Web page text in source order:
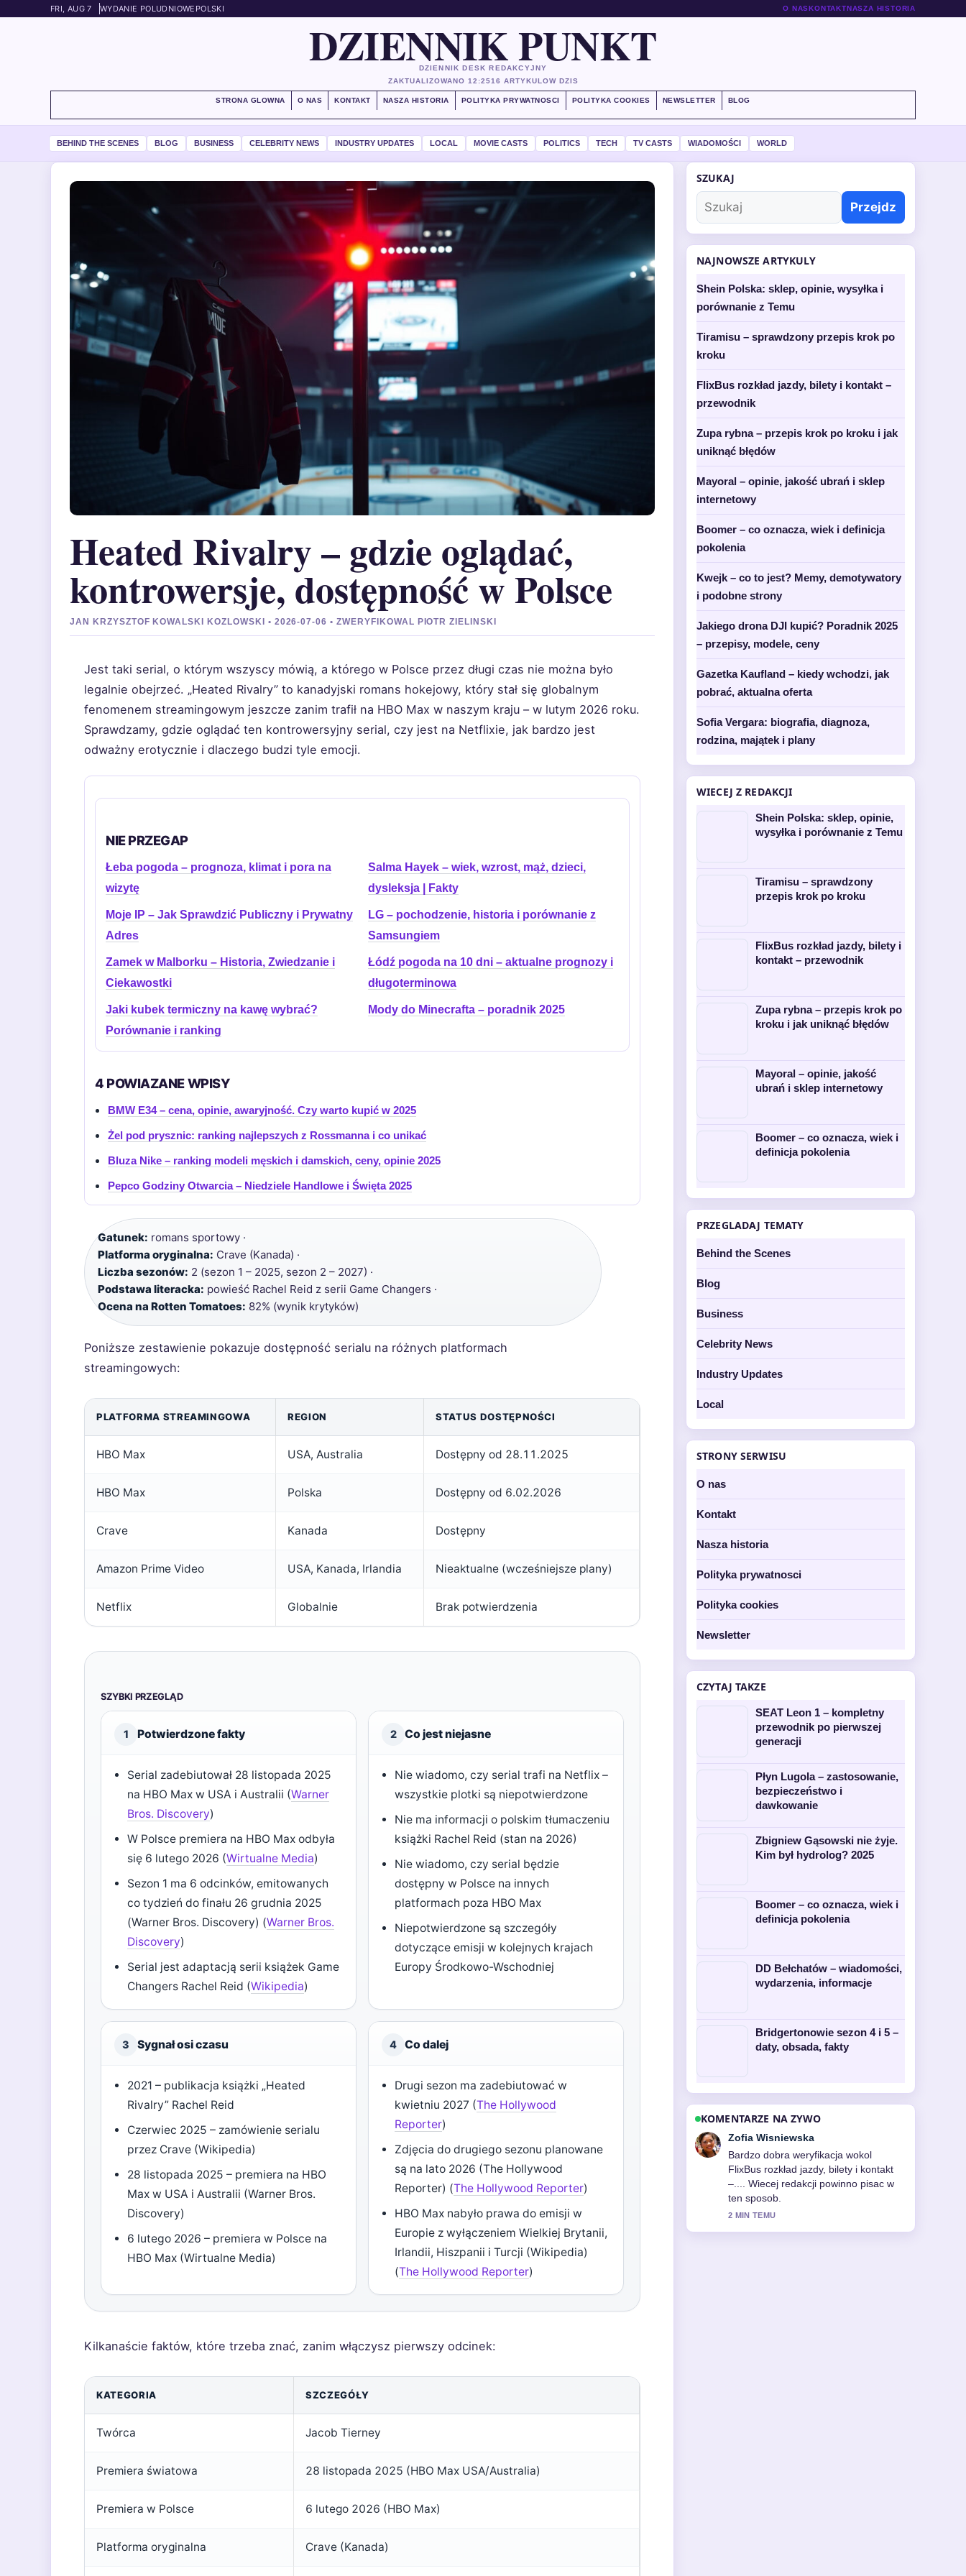
FRI, AUG 7 WYDANIE POLUDNIOWE POLSKI O NASKONTAKTNASZA HISTORIA
DZIENNIK PUNKT
DZIENNIK DESK REDAKCYJNY
ZAKTUALIZOWANO 12:2516 ARTYKULOW DZIS
STRONA GLOWNA O NAS KONTAKT NASZA HISTORIA POLITYKA PRYWATNOSCI POLITYKA COOKIES NEWSLETTER BLOG
BEHIND THE SCENES BLOG BUSINESS CELEBRITY NEWS INDUSTRY UPDATES LOCAL MOVIE CASTS POLITICS TECH TV CASTS WIADOMOŚCI WORLD
Heated Rivalry – gdzie oglądać,
kontrowersje, dostępność w Polsce
JAN KRZYSZTOF KOWALSKI KOZLOWSKI • 2026-07-06 • ZWERYFIKOWAL PIOTR ZIELINSKI
Jest taki serial, o którym wszyscy mówią, a którego w Polsce przez długi czas nie można było
legalnie obejrzeć. „Heated Rivalry” to kanadyjski romans hokejowy, który stał się globalnym
fenomenem streamingowym jeszcze zanim trafił na HBO Max w naszym kraju – w lutym 2026 roku.
Sprawdzamy, gdzie oglądać ten kontrowersyjny serial, czy jest na Netflixie, jak bardzo jest
odważny erotycznie i dlaczego budzi tyle emocji.
NIE PRZEGAP
Łeba pogoda – prognoza, klimat i pora na
wizytę
Salma Hayek – wiek, wzrost, mąż, dzieci,
dysleksja | Fakty
Moje IP – Jak Sprawdzić Publiczny i Prywatny
Adres
LG – pochodzenie, historia i porównanie z
Samsungiem
Zamek w Malborku – Historia, Zwiedzanie i
Ciekawostki
Łódź pogoda na 10 dni – aktualne prognozy i
długoterminowa
Jaki kubek termiczny na kawę wybrać?
Porównanie i ranking
Mody do Minecrafta – poradnik 2025
4 POWIAZANE WPISY
BMW E34 – cena, opinie, awaryjność. Czy warto kupić w 2025
Żel pod prysznic: ranking najlepszych z Rossmanna i co unikać
Bluza Nike – ranking modeli męskich i damskich, ceny, opinie 2025
Pepco Godziny Otwarcia – Niedziele Handlowe i Święta 2025
Gatunek: romans sportowy ·
Platforma oryginalna: Crave (Kanada) ·
Liczba sezonów: 2 (sezon 1 – 2025, sezon 2 – 2027) ·
Podstawa literacka: powieść Rachel Reid z serii Game Changers ·
Ocena na Rotten Tomatoes: 82% (wynik krytyków)
Poniższe zestawienie pokazuje dostępność serialu na różnych platformach
streamingowych:
PLATFORMA STREAMINGOWA REGION STATUS DOSTĘPNOŚCI
HBO Max USA, Australia Dostępny od 28.11.2025
HBO Max Polska Dostępny od 6.02.2026
Crave Kanada Dostępny
Amazon Prime Video USA, Kanada, Irlandia Nieaktualne (wcześniejsze plany)
Netflix Globalnie Brak potwierdzenia
SZYBKI PRZEGLĄD
1 Potwierdzone fakty
Serial zadebiutował 28 listopada 2025
na HBO Max w USA i Australii (Warner
Bros. Discovery)
W Polsce premiera na HBO Max odbyła
się 6 lutego 2026 (Wirtualne Media)
Sezon 1 ma 6 odcinków, emitowanych
co tydzień do finału 26 grudnia 2025
(Warner Bros. Discovery) (Warner Bros.
Discovery)
Serial jest adaptacją serii książek Game
Changers Rachel Reid (Wikipedia)
2 Co jest niejasne
Nie wiadomo, czy serial trafi na Netflix –
wszystkie plotki są niepotwierdzone
Nie ma informacji o polskim tłumaczeniu
książki Rachel Reid (stan na 2026)
Nie wiadomo, czy serial będzie
dostępny w Polsce na innych
platformach poza HBO Max
Niepotwierdzone są szczegóły
dotyczące emisji w kolejnych krajach
Europy Środkowo-Wschodniej
3 Sygnał osi czasu
2021 – publikacja książki „Heated
Rivalry” Rachel Reid
Czerwiec 2025 – zamówienie serialu
przez Crave (Wikipedia)
28 listopada 2025 – premiera na HBO
Max w USA i Australii (Warner Bros.
Discovery)
6 lutego 2026 – premiera w Polsce na
HBO Max (Wirtualne Media)
4 Co dalej
Drugi sezon ma zadebiutować w
kwietniu 2027 (The Hollywood
Reporter)
Zdjęcia do drugiego sezonu planowane
są na lato 2026 (The Hollywood
Reporter) (The Hollywood Reporter)
HBO Max nabyło prawa do emisji w
Europie z wyłączeniem Wielkiej Brytanii,
Irlandii, Hiszpanii i Turcji (Wikipedia)
(The Hollywood Reporter)
Kilkanaście faktów, które trzeba znać, zanim włączysz pierwszy odcinek:
KATEGORIA SZCZEGÓŁY
Twórca Jacob Tierney
Premiera światowa 28 listopada 2025 (HBO Max USA/Australia)
Premiera w Polsce 6 lutego 2026 (HBO Max)
Platforma oryginalna Crave (Kanada)
SZUKAJ
Przejdz
NAJNOWSZE ARTYKULY
Shein Polska: sklep, opinie, wysyłka i
porównanie z Temu
Tiramisu – sprawdzony przepis krok po
kroku
FlixBus rozkład jazdy, bilety i kontakt –
przewodnik
Zupa rybna – przepis krok po kroku i jak
uniknąć błędów
Mayoral – opinie, jakość ubrań i sklep
internetowy
Boomer – co oznacza, wiek i definicja
pokolenia
Kwejk – co to jest? Memy, demotywatory
i podobne strony
Jakiego drona DJI kupić? Poradnik 2025
– przepisy, modele, ceny
Gazetka Kaufland – kiedy wchodzi, jak
pobrać, aktualna oferta
Sofia Vergara: biografia, diagnoza,
rodzina, majątek i plany
WIECEJ Z REDAKCJI
Shein Polska: sklep, opinie,
wysyłka i porównanie z Temu
Tiramisu – sprawdzony
przepis krok po kroku
FlixBus rozkład jazdy, bilety i
kontakt – przewodnik
Zupa rybna – przepis krok po
kroku i jak uniknąć błędów
Mayoral – opinie, jakość
ubrań i sklep internetowy
Boomer – co oznacza, wiek i
definicja pokolenia
PRZEGLADAJ TEMATY
Behind the Scenes
Blog
Business
Celebrity News
Industry Updates
Local
STRONY SERWISU
O nas
Kontakt
Nasza historia
Polityka prywatnosci
Polityka cookies
Newsletter
CZYTAJ TAKZE
SEAT Leon 1 – kompletny
przewodnik po pierwszej
generacji
Płyn Lugola – zastosowanie,
bezpieczeństwo i
dawkowanie
Zbigniew Gąsowski nie żyje.
Kim był hydrolog? 2025
Boomer – co oznacza, wiek i
definicja pokolenia
DD Bełchatów – wiadomości,
wydarzenia, informacje
Bridgertonowie sezon 4 i 5 –
daty, obsada, fakty
KOMENTARZE NA ZYWO
Piotr Zielinski
Swietne podsumowanie tematu Shein
Polska: sklep, opinie, wysyłka i
porównanie.... To najjasniejsze
streszczenie, jakie dzis widzialem.
4 MIN TEMU